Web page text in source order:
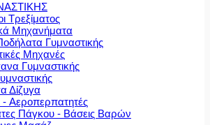
Τρεξίματος
Μηχανήματα
Γυμναστικής
Μηχανές
Γυμναστικής
Δίζυγα
- Αεροπερπατητές
Πάγκου - Βάσεις Βαρών